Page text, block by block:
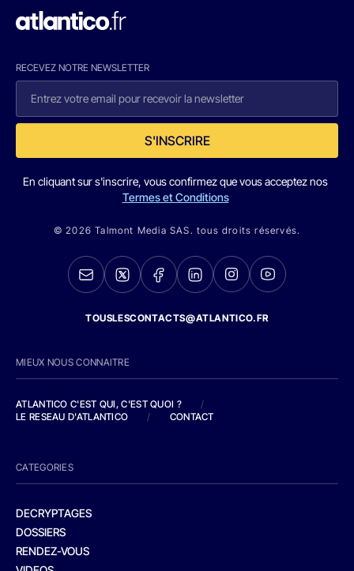
RECEVEZ NOTRE NEWSLETTER
S'INSCRIRE
En cliquant sur s'inscrire, vous confirmez que vous acceptez nos
Termes et Conditions
© 2026 Talmont Media SAS. tous droits réservés.
TOUSLESCONTACTS@ATLANTICO.FR
MIEUX NOUS CONNAITRE
ATLANTICO C'EST QUI, C'EST QUOI ?
/
LE RESEAU D'ATLANTICO
/ CONTACT
CATEGORIES
DECRYPTAGES
DOSSIERS
RENDEZ-VOUS